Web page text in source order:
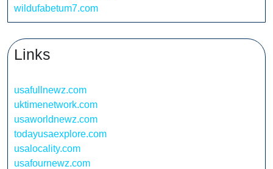
wildufabetum7.com
Links
usafullnewz.com
uktimenetwork.com
usaworldnewz.com
todayusaexplore.com
usalocality.com
usafournewz.com